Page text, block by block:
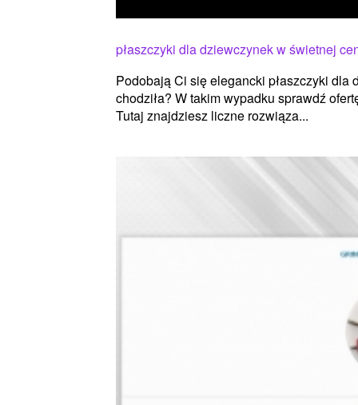
płaszczyki dla dziewczynek w świetnej
Podobają Ci się elegancki płaszczyki dla
chodziła? W takim wypadku sprawdź
Tutaj znajdziesz liczne rozwiąza...